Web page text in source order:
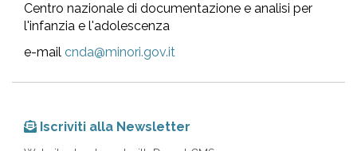
Centro nazionale di documentazione e analisi per
l'infanzia e l'adolescenza
e-mail cnda@minori.gov.it
Iscriviti alla Newsletter